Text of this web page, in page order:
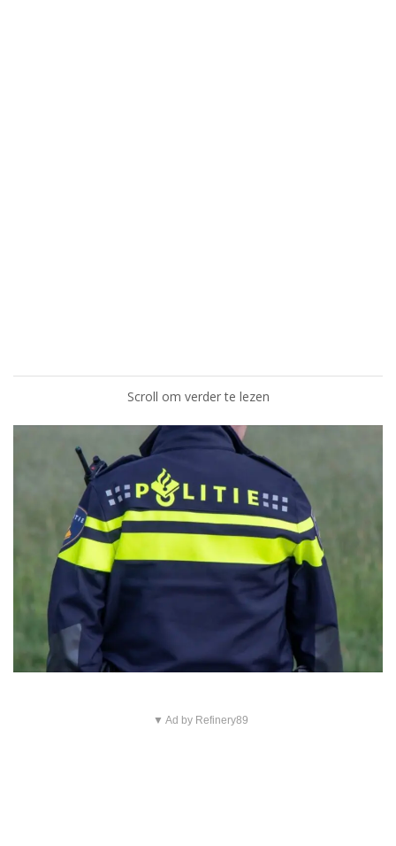
Scroll om verder te lezen
▼ Ad by Refinery89